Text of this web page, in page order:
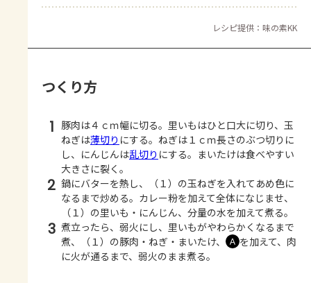
レシピ提供：味の素KK
つくり方
1 豚肉は４ｃｍ幅に切る。里いもはひと口大に切り、玉
ねぎは薄切り にする。ねぎは１ｃｍ長さのぶつ切りに
し、にんじんは乱切り にする。まいたけは食べやすい
大きさに裂く。
2 鍋にバターを熱し、（１）の玉ねぎを入れてあめ色に
なるまで炒める。カレー粉を加えて全体になじませ、
（１）の里いも・にんじん、分量の水を加えて煮る。
3 煮立ったら、弱火にし、里いもがやわらかくなるまで
煮、（１）の豚肉・ねぎ・まいたけ、
Ａ を加えて、肉
に火が通るまで、弱火のまま煮る。